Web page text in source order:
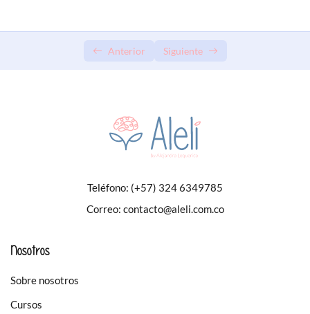
Anterior Siguiente
Teléfono: (+57) 324 6349785
Correo: contacto@aleli.com.co
Nosotros
Sobre nosotros
Cursos